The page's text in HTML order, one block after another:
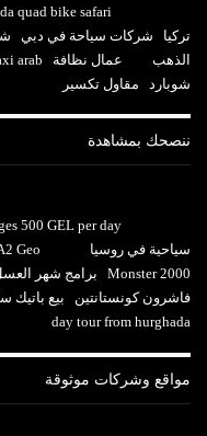
quad bike safari
تركيا
شركات سياحة في دبي
الذهب
عمال نظافة arab
شوبارد
مقاول تكسير
ننصحك بمشاهدة
500 GEL per day
سياحية في روسيا
Geo
Monster 2000
برامج شهر
فاشرون كونستانتين
بيع باتيك
day tour from hurghada
مواقع وشركات موثوقة